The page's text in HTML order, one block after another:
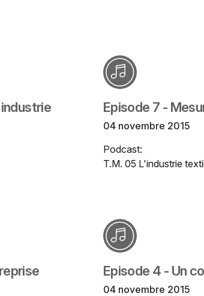
Episode 7 -
04 novembre 2015
Podcast:
T.M. 05 L'industrie
Episode 4 - Un
04 novembre 2015